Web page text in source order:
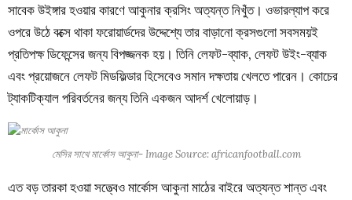
সাবেক উইঙ্গার হওয়ার কারণে আকুনার ক্রসিং অত্যন্ত নিখুঁত। ওভারল্যাপ করে
ওপরে উঠে বক্সে থাকা ফরোয়ার্ডদের উদ্দেশ্যে তার বাড়ানো ক্রসগুলো সবসময়ই
প্রতিপক্ষ ডিফেন্সের জন্য বিপজ্জনক হয়। তিনি লেফট-ব্যাক, লেফট উইং-ব্যাক
এবং প্রয়োজনে লেফট মিডফিল্ডার হিসেবেও সমান দক্ষতায় খেলতে পারেন। কোচের
ট্যাকটিক্যাল পরিবর্তনের জন্য তিনি একজন আদর্শ খেলোয়াড়।
মেসির সাথে মার্কোস আকুনা- Image Source: africanfootball.com
এত বড় তারকা হওয়া সত্ত্বেও মার্কোস আকুনা মাঠের বাইরে অত্যন্ত শান্ত এবং